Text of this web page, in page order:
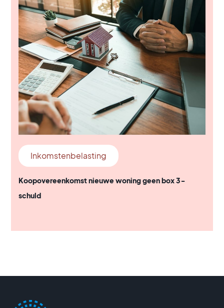
Inkomstenbelasting
Koopovereenkomst nieuwe woning geen box 3-
schuld